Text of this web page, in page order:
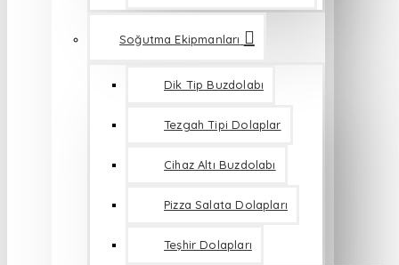
Soğutma Ekipmanları
Dik Tip Buzdolabı
Tezgah Tipi Dolaplar
Cihaz Altı Buzdolabı
Pizza Salata Dolapları
Teşhir Dolapları